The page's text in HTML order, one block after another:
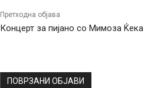
Претходна објава
Концерт за пијано со Мимоза Ќека
ПОВРЗАНИ ОБЈАВИ